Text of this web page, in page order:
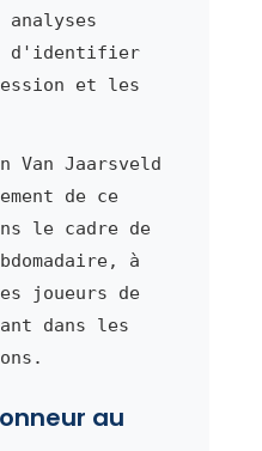
d'identifier
et les
Van Jaarsveld
de ce
le cadre de
à
joueurs de
dans les
au